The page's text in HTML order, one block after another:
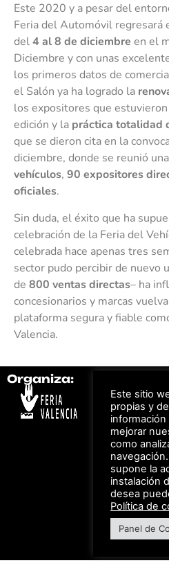
Este 2020 y a pesar del
Feria del Automóvil regresará
del4 al 8 de diciembre en el
Diciembre y con unas
los primeros datos de
el Salón ya ha logrado la
los expositores que
edición y la práctica totalidad
que se dieron cita en la
diciembre, donde se reunió
vehículos, 90 expositores
oficiales.
Sin duda, el éxito que ha
celebración de la Feria del
celebrada hace apenas tres
sector pudo percibir de nuevo
de 800 ventas directas– ha
concesionarios y marcas
plataforma segura y fiable
Valencia.
Organiza:
Bonos
los viajes a
organizadas
Valencia al
entrada
Descuento en
de hotel
ferias
por Feria
Este sitio
propias y
información
mejorar
como
supone la
instalación
desea
Política de
Panel de